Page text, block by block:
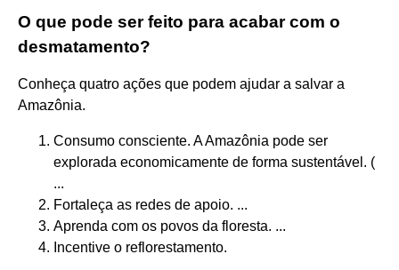
O que pode ser feito para acabar com o
desmatamento?
Conheça quatro ações que podem ajudar a salvar a
Amazônia.
Consumo consciente. A Amazônia pode ser
explorada economicamente de forma sustentável. (
...
Fortaleça as redes de apoio. ...
Aprenda com os povos da floresta. ...
Incentive o reflorestamento.